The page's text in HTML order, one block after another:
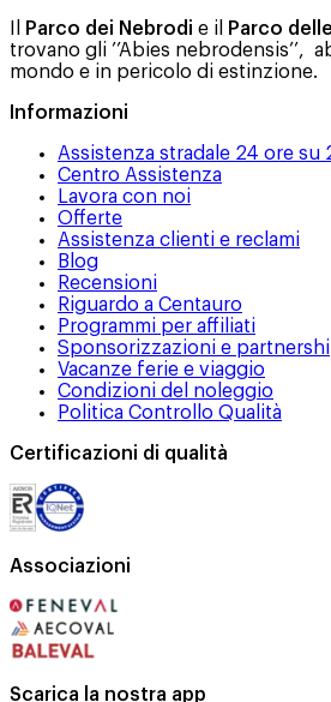
Parco dei Nebrodi e il Parco
trovano gli ’’Abies nebrodensis’’,
mondo e in pericolo di estinzione.
Informazioni
Assistenza stradale 24 ore su
Centro Assistenza
Lavora con noi
Offerte
Assistenza clienti e reclami
Blog
Recensioni
Riguardo a Centauro
Programmi per affiliati
Sponsorizzazioni e
Vacanze ferie e viaggio
Condizioni del noleggio
Politica Controllo Qualità
Certificazioni di qualità
Associazioni
Scarica la nostra app